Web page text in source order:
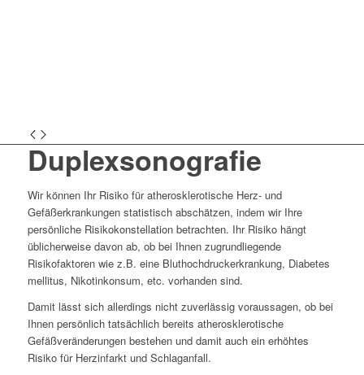
Duplexsonografie
Wir können Ihr Risiko für atherosklerotische Herz- und
Gefäßerkrankungen statistisch abschätzen, indem wir Ihre
persönliche Risikokonstellation betrachten. Ihr Risiko hängt
üblicherweise davon ab, ob bei Ihnen zugrundliegende
Risikofaktoren wie z.B. eine Bluthochdruckerkrankung, Diabetes
mellitus, Nikotinkonsum, etc. vorhanden sind.
Damit lässt sich allerdings nicht zuverlässig voraussagen, ob bei
Ihnen persönlich tatsächlich bereits atherosklerotische
Gefäßveränderungen bestehen und damit auch ein erhöhtes
Risiko für Herzinfarkt und Schlaganfall.